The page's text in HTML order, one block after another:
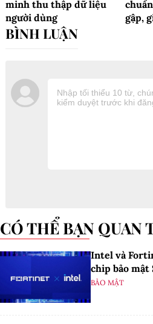
minh thu thập dữ liệu
người dùng
gập,
CÓ THỂ BẠN QUAN
Intel và
chip bảo mật
BẢO MẬT